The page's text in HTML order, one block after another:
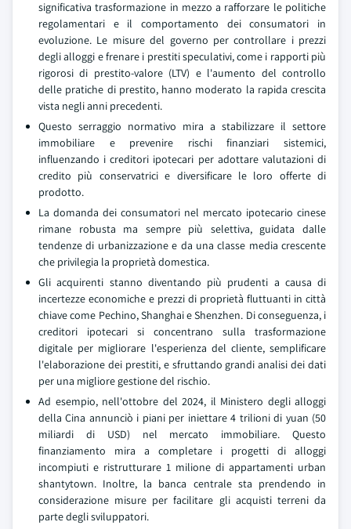
significativa trasformazione in mezzo a rafforzare le politiche
regolamentari e il comportamento dei consumatori in
evoluzione. Le misure del governo per controllare i prezzi
degli alloggi e frenare i prestiti speculativi, come i rapporti più
rigorosi di prestito-valore (LTV) e l'aumento del controllo
delle pratiche di prestito, hanno moderato la rapida crescita
vista negli anni precedenti.
Questo serraggio normativo mira a stabilizzare il settore
immobiliare e prevenire rischi finanziari sistemici,
influenzando i creditori ipotecari per adottare valutazioni di
credito più conservatrici e diversificare le loro offerte di
prodotto.
La domanda dei consumatori nel mercato ipotecario cinese
rimane robusta ma sempre più selettiva, guidata dalle
tendenze di urbanizzazione e da una classe media crescente
che privilegia la proprietà domestica.
Gli acquirenti stanno diventando più prudenti a causa di
incertezze economiche e prezzi di proprietà fluttuanti in città
chiave come Pechino, Shanghai e Shenzhen. Di conseguenza, i
creditori ipotecari si concentrano sulla trasformazione
digitale per migliorare l'esperienza del cliente, semplificare
l'elaborazione dei prestiti, e sfruttando grandi analisi dei dati
per una migliore gestione del rischio.
Ad esempio, nell'ottobre del 2024, il Ministero degli alloggi
della Cina annunciò i piani per iniettare 4 trilioni di yuan (50
miliardi di USD) nel mercato immobiliare. Questo
finanziamento mira a completare i progetti di alloggi
incompiuti e ristrutturare 1 milione di appartamenti urban
shantytown. Inoltre, la banca centrale sta prendendo in
considerazione misure per facilitare gli acquisti terreni da
parte degli sviluppatori.